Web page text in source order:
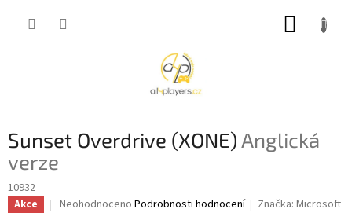
Sunset Overdrive (XONE)Anglická
verze
10932
Akce
Průměrné
Neohodnoceno Podrobnosti hodnocení Značka:Microsoft